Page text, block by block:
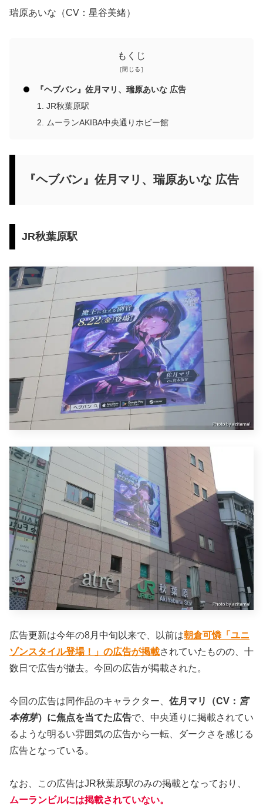
瑞原あいな（CV：星谷美緒）
もくじ
『ヘブバン』佐月マリ、瑞原あいな 広告
JR秋葉原駅
ムーランAKIBA中央通りホビー館
『ヘブバン』佐月マリ、瑞原あいな 広告
JR秋葉原駅
広告更新は今年の8月中旬以来で、以前は朝倉可憐「ユニ
ゾンスタイル登場！」の広告が掲載されていたものの、十
数日で広告が撤去。今回の広告が掲載された。
今回の広告は同作品のキャラクター、 佐月マリ（CV： 宮
本侑芽）に焦点を当てた広告で、中央通りに掲載されてい
るような明るい雰囲気の広告から一転、ダークさを感じる
広告となっている。
なお、この広告はJR秋葉原駅のみの掲載となっており、
ムーランビルには掲載されていない。